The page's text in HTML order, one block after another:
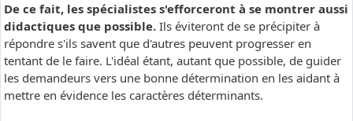
De ce fait, les spécialistes s'efforceront à se montrer aussi
didactiques que possible. Ils éviteront de se précipiter à
répondre s'ils savent que d'autres peuvent progresser en
tentant de le faire. L'idéal étant, autant que possible, de guider
les demandeurs vers une bonne détermination en les aidant à
mettre en évidence les caractères déterminants.